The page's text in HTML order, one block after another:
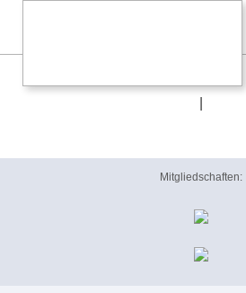
Mitgliedschaften: